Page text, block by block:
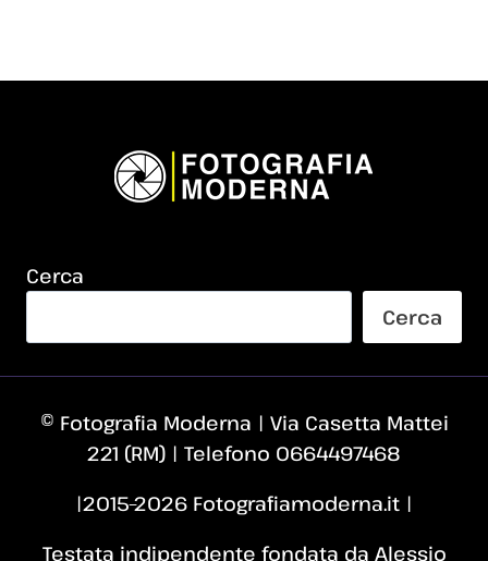
Cerca
Cerca
© Fotografia Moderna | Via Casetta Mattei
221 (RM) | Telefono 0664497468
|2015–2026 Fotografiamoderna.it |
Testata indipendente fondata da Alessio